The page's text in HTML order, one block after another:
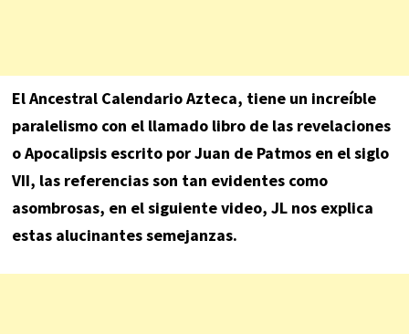
El Ancestral Calendario Azteca, tiene un increíble
paralelismo con el llamado libro de las revelaciones
o Apocalipsis escrito por Juan de Patmos en el siglo
VII, las referencias son tan evidentes como
asombrosas, en el siguiente video, JL nos explica
estas alucinantes semejanzas.